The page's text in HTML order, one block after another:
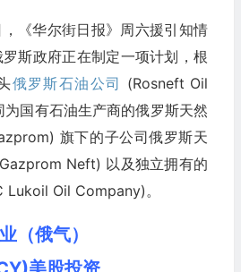
《华尔街日报》周六援引知情
斯政府正在制定一项计划，根
俄罗斯石油公司 (Rosneft Oil
国有石油生产商的俄罗斯天然
旗下的子公司俄罗斯天
Neft) 以及独立拥有的
Lukoil Oil Company)。
（俄气）